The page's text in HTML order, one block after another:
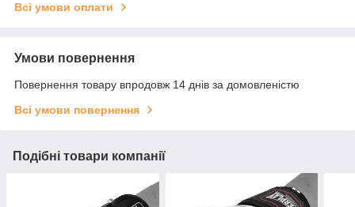
Всі умови оплати
Умови повернення
Повернення товару впродовж 14 днів за домовленістю
Всі умови повернення
Подібні товари компанії